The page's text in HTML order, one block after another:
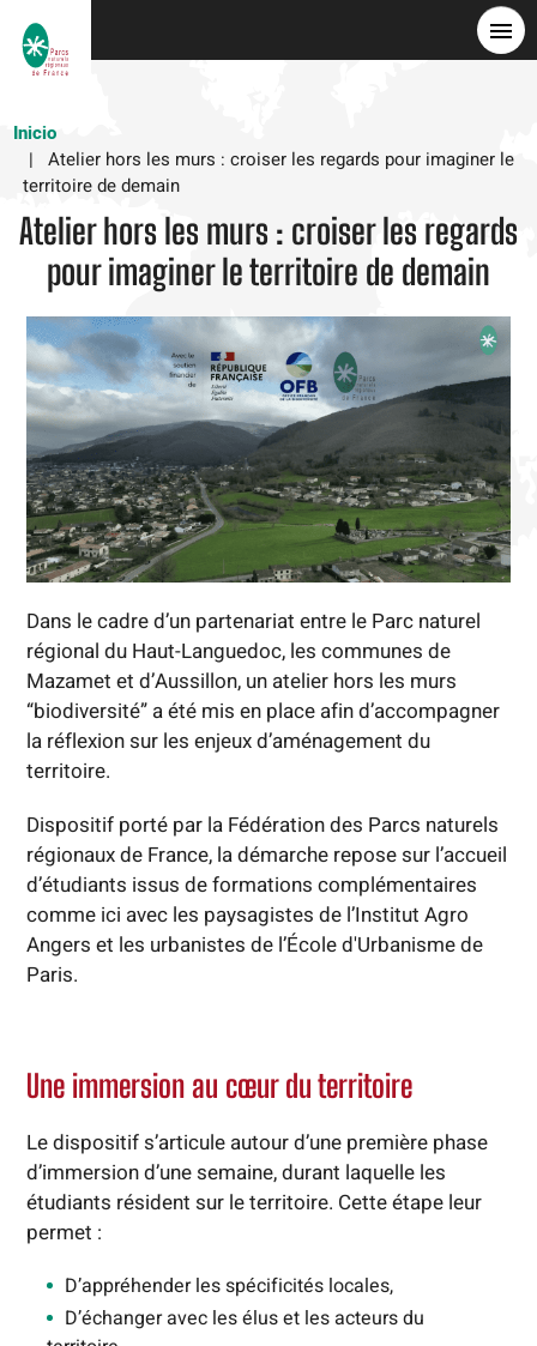
Inicio
Atelier hors les murs : croiser les regards pour imaginer le
territoire de demain
Atelier hors les murs : croiser les regards
pour imaginer le territoire de demain
Dans le cadre d’un partenariat entre le Parc naturel
régional du Haut-Languedoc, les communes de
Mazamet et d’Aussillon, un atelier hors les murs
“biodiversité” a été mis en place afin d’accompagner
la réflexion sur les enjeux d’aménagement du
territoire.
Dispositif porté par la Fédération des Parcs naturels
régionaux de France, la démarche repose sur l’accueil
d’étudiants issus de formations complémentaires
comme ici avec les paysagistes de l’Institut Agro
Angers et les urbanistes de l’École d'Urbanisme de
Paris.
Une immersion au cœur du territoire
Le dispositif s’articule autour d’une première phase
d’immersion d’une semaine, durant laquelle les
étudiants résident sur le territoire. Cette étape leur
permet :
D’appréhender les spécificités locales,
D’échanger avec les élus et les acteurs du